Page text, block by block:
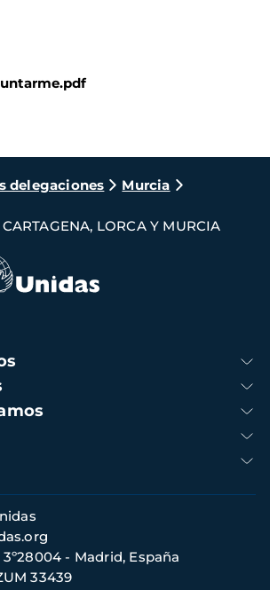
delegaciones
Murcia
LORCA Y MURCIA
- Madrid, España
33439